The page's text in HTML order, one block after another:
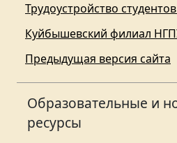
Трудоустройство
Куйбышевский филиал
Предыдущая версия сайта
Образовательные и
ресурсы